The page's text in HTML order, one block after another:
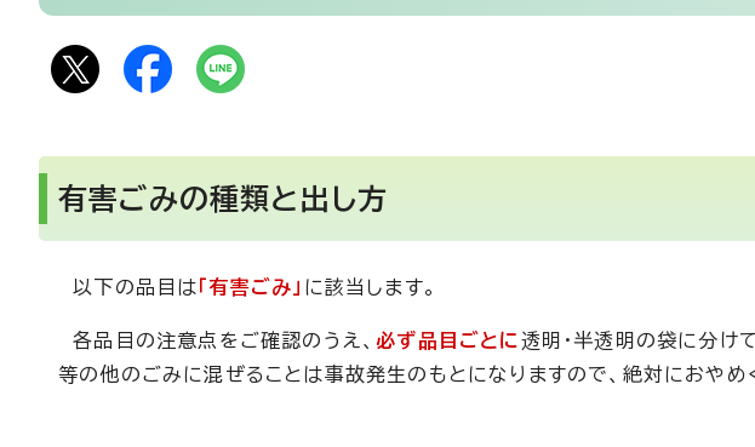
有害ごみの種類と出し方
以下の品目は 「有害ごみ」 に該当します。
各品目の注意点をご確認のうえ、必ず品目ごとに 透明・半透明の袋に分け
等の他のごみに混ぜることは事故発生のもとになりますので、絶対におやめ